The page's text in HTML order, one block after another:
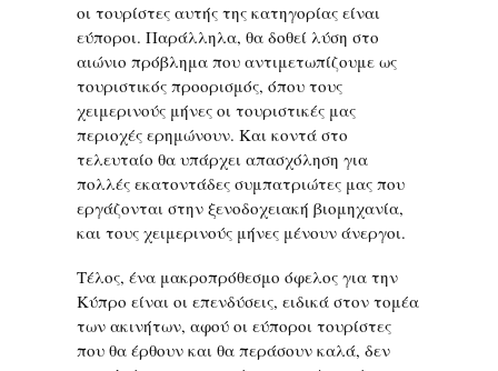
οι τουρίστες αυτής της κατηγορίας είναι
εύποροι. Παράλληλα, θα δοθεί λύση στο
αιώνιο πρόβλημα που αντιμετωπίζουμε ως
τουριστικός προορισμός, όπου τους
χειμερινούς μήνες οι τουριστικές μας
περιοχές ερημώνουν. Και κοντά στο
τελευταίο θα υπάρχει απασχόληση για
πολλές εκατοντάδες συμπατριώτες μας που
εργάζονται στην ξενοδοχειακή βιομηχανία,
και τους χειμερινούς μήνες μένουν άνεργοι.
Τέλος, ένα μακροπρόθεσμο όφελος για την
Κύπρο είναι οι επενδύσεις, ειδικά στον τομέα
των ακινήτων, αφού οι εύποροι τουρίστες
που θα έρθουν και θα περάσουν καλά, δεν